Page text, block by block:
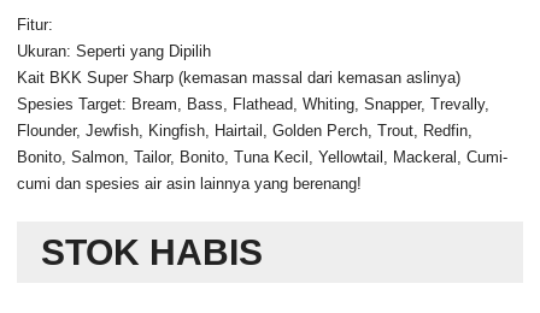
Fitur:
Ukuran: Seperti yang Dipilih
Kait BKK Super Sharp (kemasan massal dari kemasan aslinya)
Spesies Target: Bream, Bass, Flathead, Whiting, Snapper, Trevally,
Flounder, Jewfish, Kingfish, Hairtail, Golden Perch, Trout, Redfin,
Bonito, Salmon, Tailor, Bonito, Tuna Kecil, Yellowtail, Mackeral, Cumi-
cumi dan spesies air asin lainnya yang berenang!
STOK HABIS